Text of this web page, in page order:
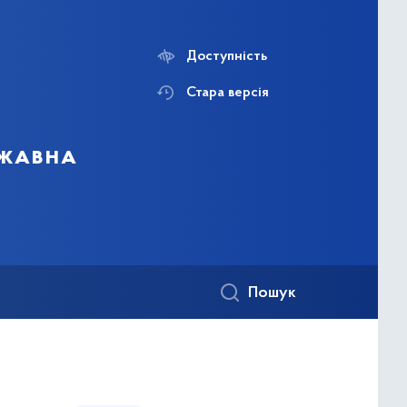
Доступність
Стара версія
Пошук